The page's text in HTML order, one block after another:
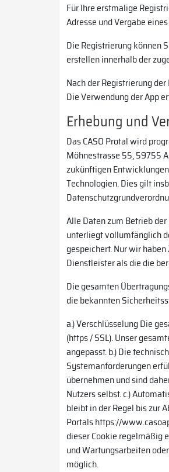
Für Ihre erstmalige
Adresse und Vergabe
Die Registrierung können
erstellen innerhalb der
Nach der Registrierung
Die Verwendung der App
Erhebung und
Das CASO Protal wird
Möhnestrasse 55, 59755
zukünftigen
Technologien. Dies gilt
Alle Daten zum Betrieb
unterliegt vollumfänglich
gespeichert. Nur wir
Dienstleister als die die
Die gesamten
die bekannten
a.) Verschlüsselung Die
(https / SSL). Unser
angepasst. b.) Die
Systemanforderungen
übernehmen und sind
Nutzers selbst. c.)
bleibt in der Regel bis zur
Portals https://
dieser Cookie regelmäßig
und Wartungsarbeiten
möglich.